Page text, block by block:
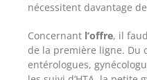
nécessitent davantage
Concernant l’offre, il
de la première ligne. Du
entérologues,